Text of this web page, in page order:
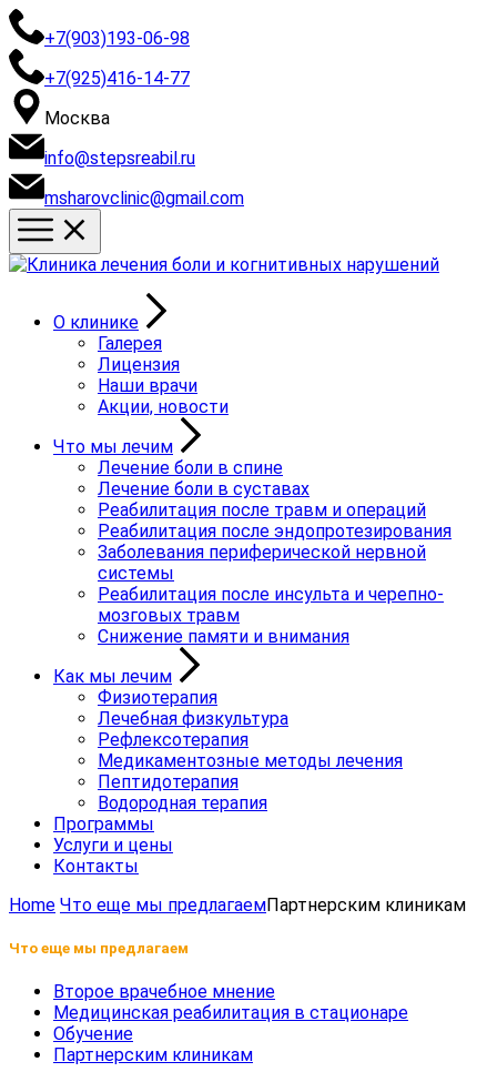
+7(903)193-06-98
+7(925)416-14-77
Москва
info@stepsreabil.ru
msharovclinic@gmail.com
О клинике
Галерея
Лицензия
Наши врачи
Акции, новости
Что мы лечим
Лечение боли в спине
Лечение боли в суставах
Реабилитация после травм и операций
Реабилитация после эндопротезирования
Заболевания периферической нервной
системы
Реабилитация после инсульта и черепно-
мозговых травм
Снижение памяти и внимания
Как мы лечим
Физиотерапия
Лечебная физкультура
Рефлексотерапия
Медикаментозные методы лечения
Пептидотерапия
Водородная терапия
Программы
Услуги и цены
Контакты
Home Что еще мы предлагаемПартнерским клиникам
Что еще мы предлагаем
Второе врачебное мнение
Медицинская реабилитация в стационаре
Обучение
Партнерским клиникам